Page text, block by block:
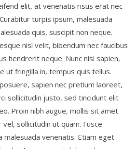
elit, at venenatis risus erat nec
turpis ipsum, malesuada
quis, suscipit non neque.
nisl velit, bibendum nec faucibus
hendrerit neque. Nunc nisi sapien,
ut fringilla in, tempus quis tellus.
sapien nec pretium laoreet,
sollicitudin justo, sed tincidunt elit
Proin nibh augue, mollis sit amet
sollicitudin ut quam. Fusce
malesuada venenatis. Etiam eget